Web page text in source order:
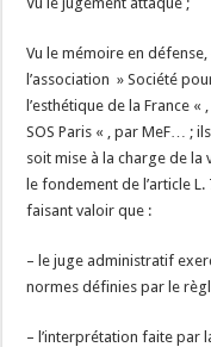
Vu le mémoire en
l’association » Société
l’esthétique de la France
SOS Paris « , par MeF… ;
soit mise à la charge de la
le fondement de l’article
faisant valoir que :
– le juge administratif
normes définies par le
– l’interprétation faite par